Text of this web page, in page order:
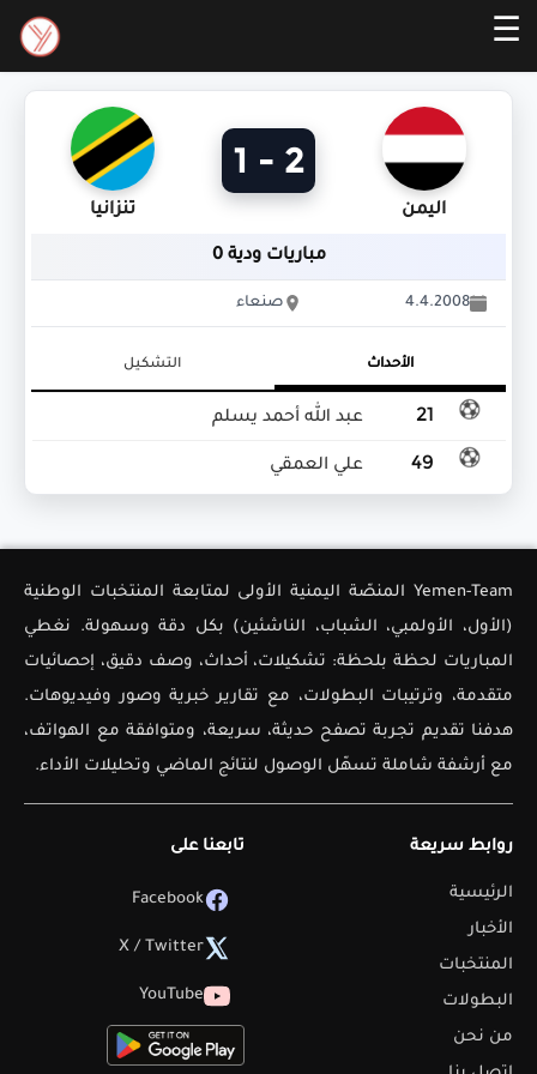
☰
اليمن
2 - 1
تنزانيا
مباريات ودية 0
4.4.2008 صنعاء
الأحداث التشكيل
21 عبد الله أحمد يسلم
49 علي العمقي
Yemen-Team المنصّة اليمنية الأولى لمتابعة المنتخبات الوطنية
(الأول، الأولمبي، الشباب، الناشئين) بكل دقة وسهولة. نغطي
المباريات لحظة بلحظة: تشكيلات، أحداث، وصف دقيق، إحصائيات
متقدمة، وترتيبات البطولات، مع تقارير خبرية وصور وفيديوهات.
هدفنا تقديم تجربة تصفح حديثة، سريعة، ومتوافقة مع الهواتف،
مع أرشفة شاملة تسهّل الوصول لنتائج الماضي وتحليلات الأداء.
روابط سريعة
الرئيسية
الأخبار
المنتخبات
البطولات
من نحن
تابعنا على
Facebook
X / Twitter
YouTube